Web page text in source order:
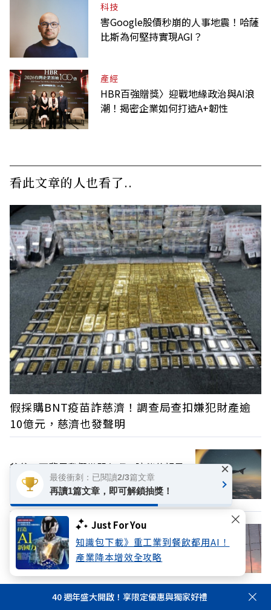
Just For You
知識包下載》重工業到餐飲都用AI！
產業降本增效全攻略
科技
害Google股價秒崩的人事地震！哈薩
比斯為何堅持實現AGI？
產經
HBR百強贈獎〉迎戰地緣政治與AI浪
潮！揭密企業如何打造A+韌性
看此文章的人也看了..
假採購BNT疫苗詐慈濟！調查局查扣嫌犯財產逾
10億元，慈濟也發聲明
爸爸，下輩子我們當朋友吧！陪伴父親最
後一程，才理解他全身的刺
iPhone 18 Pro傳漲價！蘋果首款折疊
iPhone恐成史上最貴，售價超過平均月薪
換個主題看看
40 週年盛大開啟！享限定優惠與獨家好禮
最後衝刺：已閱讀2/3篇文章
再讀1篇文章，即可解鎖抽獎！
×